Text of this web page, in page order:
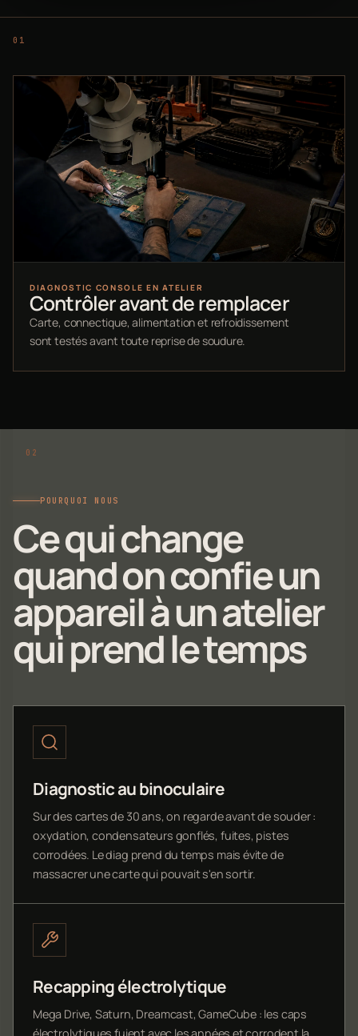
DIAGNOSTIC CONSOLE EN ATELIER
Contrôler avant de remplacer
Carte, connectique, alimentation et refroidissement
sont testés avant toute reprise de soudure.
POURQUOI NOUS
Ce qui change
quand on confie un
appareil à un atelier
qui prend le temps
Diagnostic au binoculaire
Sur des cartes de 30 ans, on regarde avant de souder :
oxydation, condensateurs gonflés, fuites, pistes
corrodées. Le diag prend du temps mais évite de
massacrer une carte qui pouvait s'en sortir.
Recapping électrolytique
Mega Drive, Saturn, Dreamcast, GameCube : les caps